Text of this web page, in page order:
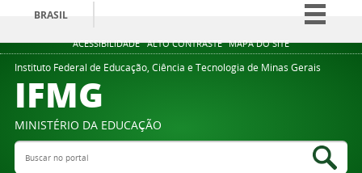
ACESSIBILIDADE ALTO CONTRASTE MAPA DO SITE
BRASIL
Simplifique!
Comunica BR
Legislação
Instituto Federal de Educação, Ciência e Tecnologia de Minas Gerais
IFMG
MINISTÉRIO DA EDUCAÇÃO
Buscar no portal